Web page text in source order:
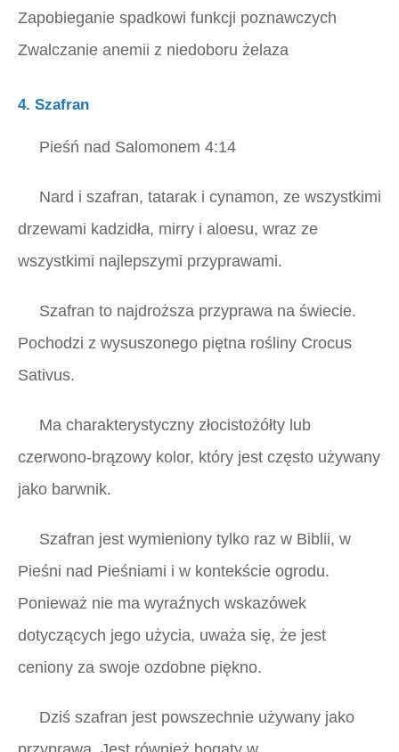
Zapobieganie spadkowi funkcji poznawczych
Zwalczanie anemii z niedoboru żelaza
4. Szafran
Pieśń nad Salomonem 4:14
Nard i szafran, tatarak i cynamon, ze wszystkimi
drzewami kadzidła, mirry i aloesu, wraz ze
wszystkimi najlepszymi przyprawami.
Szafran to najdroższa przyprawa na świecie.
Pochodzi z wysuszonego piętna rośliny Crocus
Sativus.
Ma charakterystyczny złocistożółty lub
czerwono-brązowy kolor, który jest często używany
jako barwnik.
Szafran jest wymieniony tylko raz w Biblii, w
Pieśni nad Pieśniami i w kontekście ogrodu.
Ponieważ nie ma wyraźnych wskazówek
dotyczących jego użycia, uważa się, że jest
ceniony za swoje ozdobne piękno.
Dziś szafran jest powszechnie używany jako